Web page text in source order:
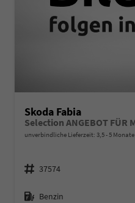
Skoda Fabia
unverbindliche Lieferzeit: 3,5 - 5 Monate
Fahrzeugnr.
37574
Kraftstoff
Benzin